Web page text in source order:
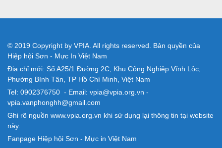
© 2019 Copyright by VPIA. All rights reserved. Bản quyền của
Hiệp hội Sơn - Mực In Việt Nam
Địa chỉ mới: Số A25/1 Đường 2C, Khu Công Nghiệp Vĩnh Lộc,
Phường Bình Tân, TP Hồ Chí Minh, Việt Nam
Tel: 0902376750 - Email: vpia@vpia.org.vn -
vpia.vanphonghh@gmail.com
Ghi rõ nguồn www.vpia.org.vn khi sử dụng lại thông tin tại website
này.
Fanpage Hiệp hội Sơn - Mực in Việt Nam